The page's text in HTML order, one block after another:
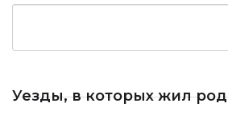
Уезды, в которых жил род